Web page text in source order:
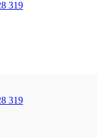
319
319